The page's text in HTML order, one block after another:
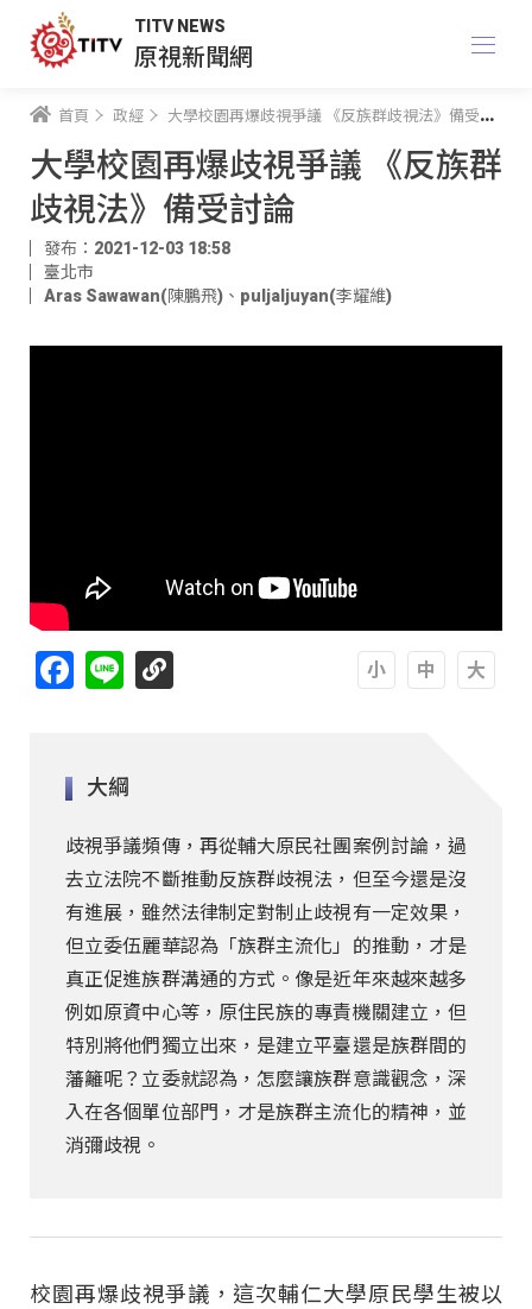
TITV NEWS
原視新聞網
首頁 政經 大學校園再爆歧視爭議 《反族群歧視法》備受討論
大學校園再爆歧視爭議 《反族群
歧視法》備受討論
發布：2021-12-03 18:58
臺北市
Aras Sawawan(陳鵬飛) 、 puljaljuyan(李耀維)
Facebook
Line
大綱
歧視爭議頻傳，再從輔大原民社團案例討論，過
去立法院不斷推動反族群歧視法，但至今還是沒
有進展，雖然法律制定對制止歧視有一定效果，
但立委伍麗華認為「族群主流化」的推動，才是
真正促進族群溝通的方式。像是近年來越來越多
例如原資中心等，原住民族的專責機關建立，但
特別將他們獨立出來，是建立平臺還是族群間的
藩籬呢？立委就認為，怎麼讓族群意識觀念，深
入在各個單位部門，才是族群主流化的精神，並
消彌歧視。
校園再爆歧視爭議，這次輔仁大學原民學生被以